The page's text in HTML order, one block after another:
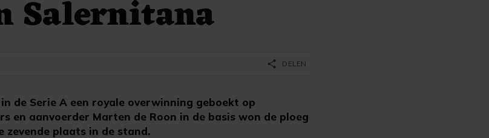
Salernitana
de Serie A een royale overwinning geboekt op
en aanvoerder Marten de Roon in de basis won de ploeg
zevende plaats in de stand.
share DELEN